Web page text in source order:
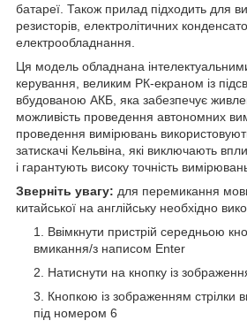
батареї. Також прилад підходить для
резисторів, електролітичних
електрообладнання.
Ця модель обладнана
керування, великим РК-екраном із
вбудованою АКБ, яка забезпечує
можливість проведення автономних
проведення вимірювань
затискачі Кельвіна, які виключають
і гарантують високу точність
Зверніть увагу: для перемикання
китайської на англійську необхідно
Ввімкнути пристрій середньою
вмикання/з написом Enter
Натиснути на кнопку із
Кнопкою із зображенням стрілки
під номером 6